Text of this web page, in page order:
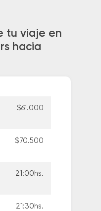
tu viaje en
hacia
$61.000
$70.500
21:00hs.
21:30hs.